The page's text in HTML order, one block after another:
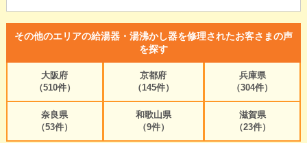
その他のエリアの給湯器・湯沸かし器を修理されたお客さまの声
を探す
大阪府
（510件）
京都府
（145件）
兵庫県
（304件）
奈良県
（53件）
和歌山県
（9件）
滋賀県
（23件）